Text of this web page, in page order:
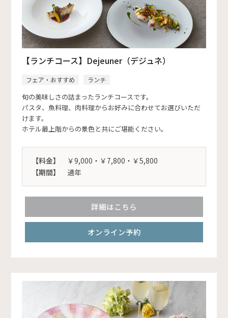
【ランチコース】Dejeuner（デジュネ）
フェア・おすすめ ランチ
旬の美味しさの詰まったランチコースです。
パスタ、魚料理、肉料理からお好みに合わせてお選びいただ
けます。
ホテル最上階からの景色と共にご堪能ください。
【料金】
￥9,000・￥7,800・￥5,800
【期間】
通年
詳細はこちら
オンライン予約